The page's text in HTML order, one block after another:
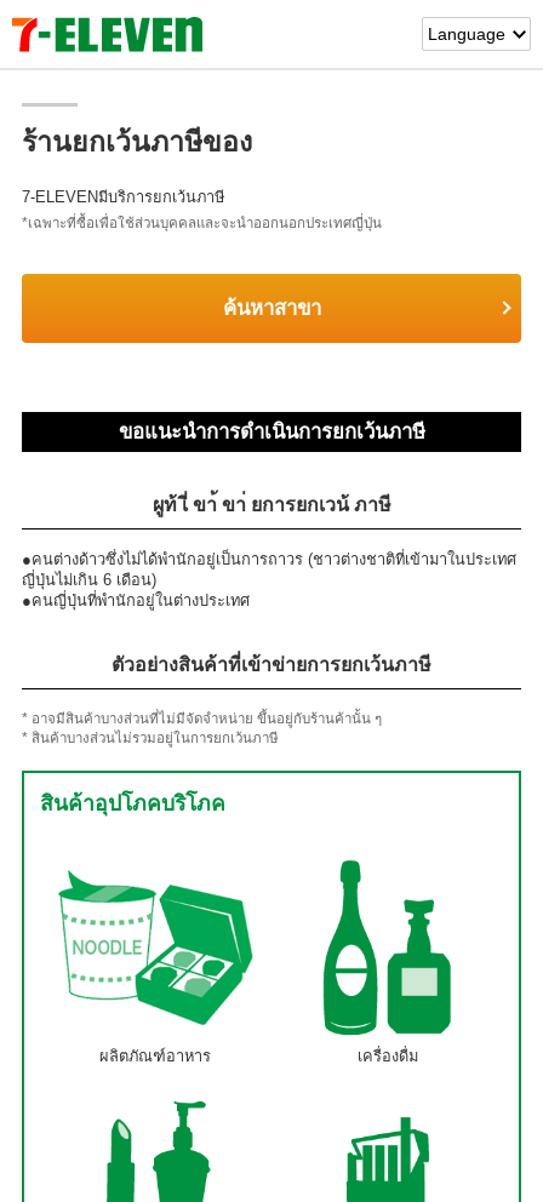
Language
Japanese
ร้านยกเว้นภาษีของ
7-ELEVENมีบริการยกเว้นภาษี
*เฉพาะที่ซื้อเพื่อใช้ส่วนบุคคลและจะนำออกนอกประเทศญี่ปุ่น
ค้นหาสาขา
ขอแนะนำการดำเนินการยกเว้นภาษี
ผูท้ เี่ ขา้ ขา่ ยการยกเวน้ ภาษี
●คนต่างด้าวซึ่งไม่ได้พำนักอยู่เป็นการถาวร (ชาวต่างชาติที่เข้ามาในประเทศ
ญี่ปุ่นไม่เกิน 6 เดือน)
●คนญี่ปุ่นที่พำนักอยู่ในต่างประเทศ
ตัวอย่างสินค้าที่เข้าข่ายการยกเว้นภาษี
* อาจมีสินค้าบางส่วนที่ไม่มีจัดจำหน่าย ขึ้นอยู่กับร้านค้านั้น ๆ
* สินค้าบางส่วนไม่รวมอยู่ในการยกเว้นภาษี
สินค้าอุปโภคบริโภค
ผลิตภัณฑ์อาหาร เครื่องดื่ม